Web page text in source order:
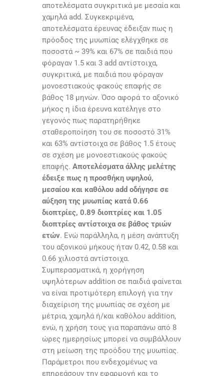
αποτελέσματα συγκριτικά με μεσαία και
χαμηλά add. Συγκεκριμένα,
αποτελέσματα έρευνας έδειξαν πως η
πρόοδος της μυωπίας ελέγχθηκε σε
ποσοστά ~ 39% και 67% σε παιδιά που
φόραγαν 1.5 και 3 add αντίστοιχα,
συγκριτικά, με παιδιά που φόραγαν
μονοεστιακούς φακούς επαφής σε
βάθος 18 μηνών. Όσο αφορά το αξονικό
μήκος η ίδια έρευνα κατέληγε στο
γεγονός πως παρατηρήθηκε
σταθεροποίηση του σε ποσοστό 31%
και 63% αντίστοιχα σε βάθος 1.5 έτους
σε σχέση με μονοεστιακούς φακούς
επαφής. Αποτελέσματα άλλης μελέτης
έδειξε πως η προσθήκη υψηλού,
μεσαίου και καθόλου add οδήγησε σε
αύξηση της μυωπίας κατά 0.66
διοπτρίες, 0.89 διοπτρίες και 1.05
διοπτρίες αντίστοιχα σε βάθος τριών
ετών. Ενώ παράλληλα, η μέση ανάπτυξη
του αξονικού μήκους ήταν 0.42, 0.58 και
0.66 χιλιοστά αντίστοιχα.
Συμπερασματικά, η χορήγηση
υψηλότερων addition σε παιδιά φαίνεται
να είναι προτιμότερη επιλογή για την
διαχείριση της μυωπίας σε σχέση με
μέτρια, χαμηλά ή/και καθόλου addition,
ενώ, η χρήση τους για παραπάνω από 8
ώρες ημερησίως μπορεί να συμβάλλουν
στη μείωση της προόδου της μυωπίας.
Παράμετροι που ενδεχομένως να
επηρεάσουν την εφαρμογή και το